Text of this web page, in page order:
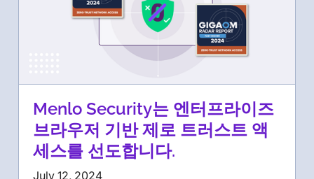
Menlo Security는 엔터프라이즈
브라우저 기반 제로 트러스트 액
세스를 선도합니다.
July 12, 2024